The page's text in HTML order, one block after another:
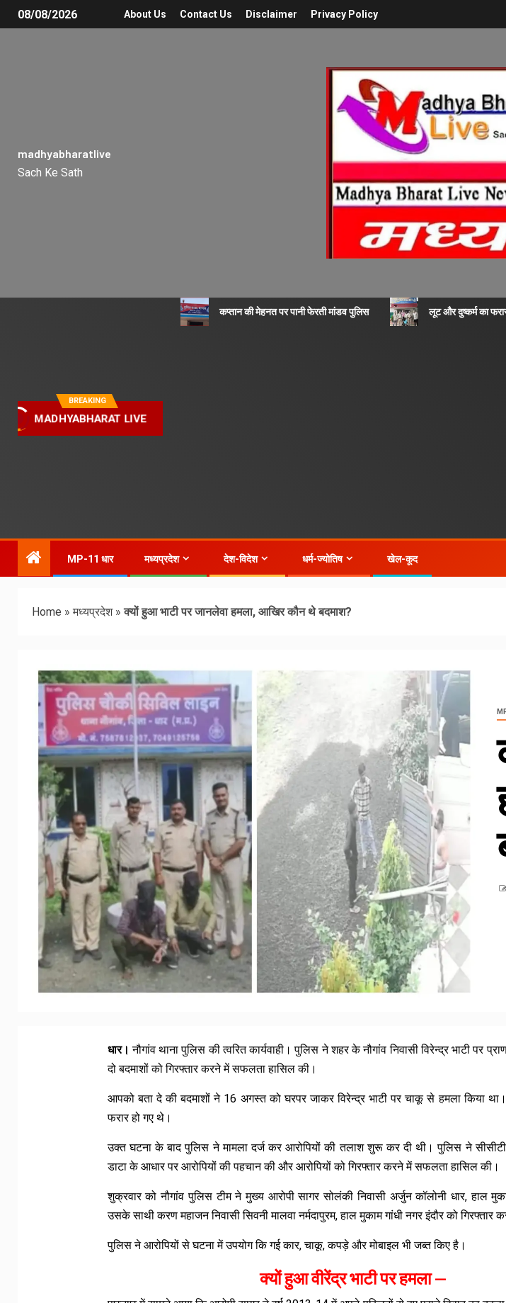
08/08/2026 About Us Contact Us Disclaimer Privacy Policy
madhyabharatlive
Sach Ke Sath
BREAKING
MADHYABHARAT LIVE
कप्तान की मेहनत पर पानी फेरती मांडव पुलिस लूट और दुष्कर्म का
MP-11 धार मध्यप्रदेश देश-विदेश धर्म-ज्योतिष खेल-कूद
Home »मध्यप्रदेश»क्यों हुआ भाटी पर जानलेवा हमला, आखिर कौन थे बदमाश?
धार। नौगांव थाना पुलिस की त्वरित कार्यवाही। पुलिस ने शहर के नौगांव निवासी विरेन्द्र भाटी पर
दो बदमाशों को गिरफ्तार करने में सफलता हासिल की।
आपको बता दे की बदमाशों ने 16 अगस्त को घरपर जाकर विरेन्द्र भाटी पर चाकू से हमला किया
फरार हो गए थे।
उक्त घटना के बाद पुलिस ने मामला दर्ज कर आरोपियों की तलाश शुरू कर दी थी। पुलिस ने
डाटा के आधार पर आरोपियों की पहचान की और आरोपियों को गिरफ्तार करने में सफलता हासिल की।
शुक्रवार को नौगांव पुलिस टीम ने मुख्य आरोपी सागर सोलंकी निवासी अर्जुन कॉलोनी धार, हाल
उसके साथी करण महाजन निवासी सिवनी मालवा नर्मदापुरम, हाल मुकाम गांधी नगर इंदौर को गिरफ्तार
पुलिस ने आरोपियों से घटना में उपयोग कि गई कार, चाकू, कपड़े और मोबाइल भी जब्त किए है।
क्यों हुआ वीरेंद्र भाटी पर हमला —